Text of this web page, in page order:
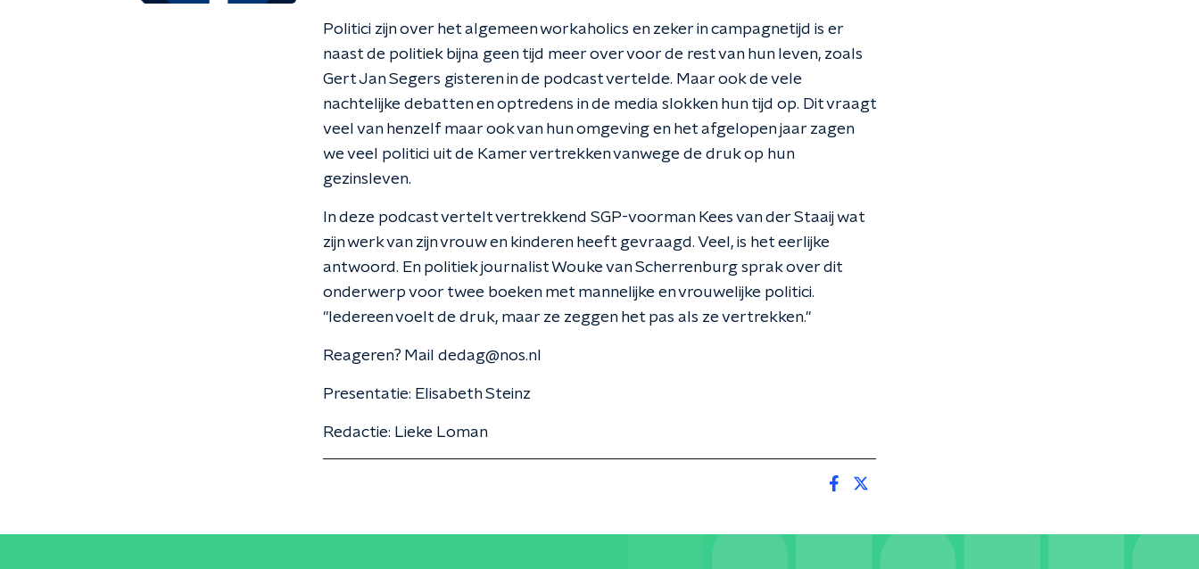
Politici zijn over het algemeen workaholics en zeker in campagnetijd is er
naast de politiek bijna geen tijd meer over voor de rest van hun leven, zoals
Gert Jan Segers gisteren in de podcast vertelde. Maar ook de vele
nachtelijke debatten en optredens in de media slokken hun tijd op. Dit vraagt
veel van henzelf maar ook van hun omgeving en het afgelopen jaar zagen
we veel politici uit de Kamer vertrekken vanwege de druk op hun
gezinsleven.
In deze podcast vertelt vertrekkend SGP-voorman Kees van der Staaij wat
zijn werk van zijn vrouw en kinderen heeft gevraagd. Veel, is het eerlijke
antwoord. En politiek journalist Wouke van Scherrenburg sprak over dit
onderwerp voor twee boeken met mannelijke en vrouwelijke politici.
"Iedereen voelt de druk, maar ze zeggen het pas als ze vertrekken."
Reageren? Mail dedag@nos.nl
Presentatie: Elisabeth Steinz
Redactie: Lieke Loman